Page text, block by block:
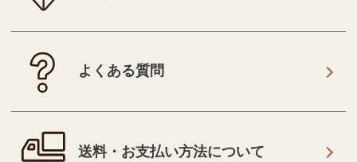
よくある質問
送料・お支払い方法について